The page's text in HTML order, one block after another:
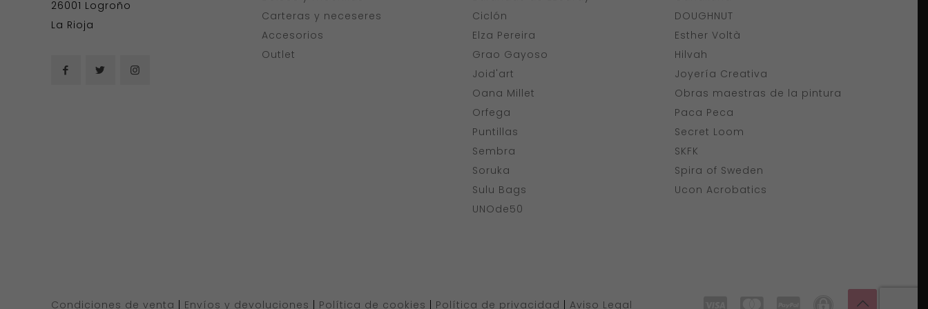
26001 Logroño
La Rioja
Carteras y neceseres
Accesorios
Outlet
Ciclón
DOUGHNUT
Elza Pereira
Esther Voltà
Grao Gayoso
Hilvah
Joid'art
Joyería Creativa
Oana Millet
Obras maestras de la pintura
Orfega
Paca Peca
Puntillas
Secret Loom
Sembra
SKFK
Soruka
Spira of Sweden
Sulu Bags
Ucon Acrobatics
UNOde50
Condiciones de venta Envíos y devoluciones Política de cookies Política de privacidad Aviso Legal